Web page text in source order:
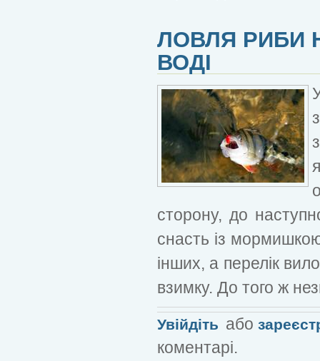
ЛОВЛЯ РИБИ
ВОДІ
сторону, до
снасть із
інших, а перелік
взимку. До того ж
Увійдіть або
коментарі.